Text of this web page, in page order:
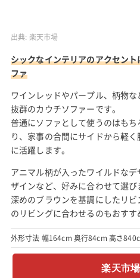
出典: 楽天市場
シックなインテリアのアクセン
ファ
ワインレッドやパープル、柄物
抜群のカウチソファーです。
普通にソファとして使うのはも
り、家事の合間にサイドから軽
に活躍します。
アニマル柄が入ったワイルドな
ザインなど、好みに合わせて選び
深めのブラウンを基調にしたリ
のリビングに合わせるのもおすす
外形寸法 幅164cm 奥行84cm 高さ
楽天市